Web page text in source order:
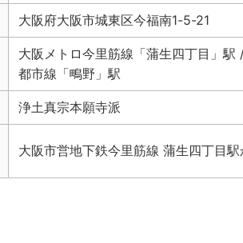
大阪府大阪市城東区今福南1-5-21
大阪メトロ今里筋線「蒲生四丁目」
都市線「鴫野」駅
浄土真宗本願寺派
大阪市営地下鉄今里筋線 蒲生四丁目